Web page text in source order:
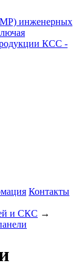
инженерных
КСС -
Контакты
и СКС →